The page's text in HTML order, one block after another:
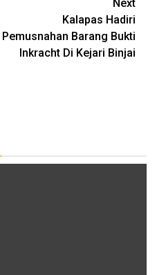
Next
Kalapas Hadiri
Pemusnahan Barang Bukti
Inkracht Di Kejari Binjai